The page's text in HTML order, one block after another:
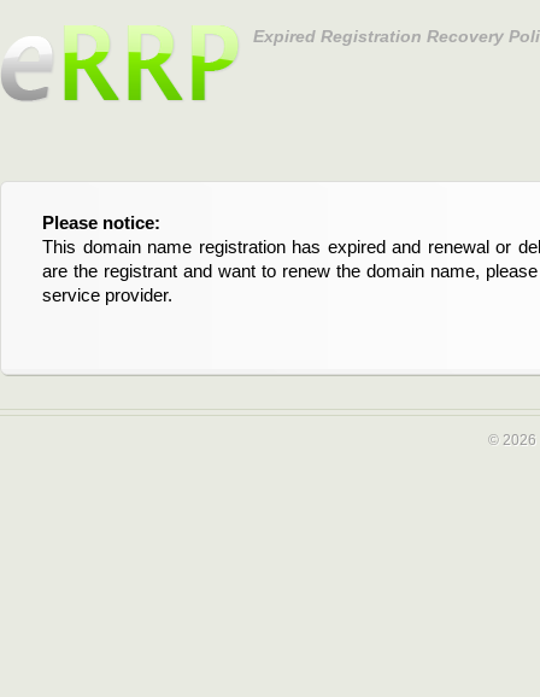
Expired Registration Recovery
Please notice:
This domain name registration has expired and renewal or
are the registrant and want to renew the domain name,
service provider.
Bitte beachten Sie:
Diese Domainregistrierung ist abgelaufen und die
Domain stehen an. Wenn Sie der Registrant sind und
verlängern möchten, kontaktieren Sie bitte Ihren Service-
© 2026